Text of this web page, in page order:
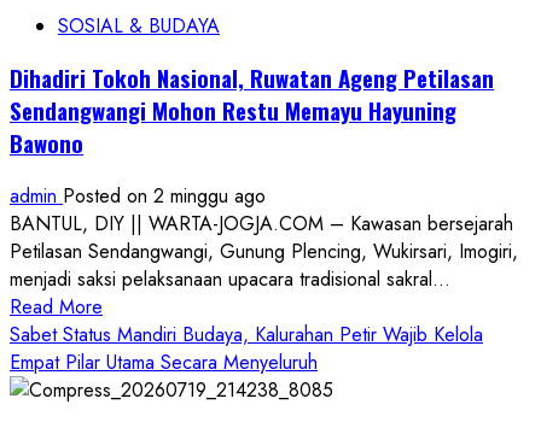
SOSIAL & BUDAYA
Dihadiri Tokoh Nasional, Ruwatan Ageng Petilasan
Sendangwangi Mohon Restu Memayu Hayuning
Bawono
admin Posted on 2 minggu ago
BANTUL, DIY || WARTA-JOGJA.COM – Kawasan bersejarah
Petilasan Sendangwangi, Gunung Plencing, Wukirsari, Imogiri,
menjadi saksi pelaksanaan upacara tradisional sakral...
Read More
more
about
Dihadiri
Sabet Status Mandiri Budaya, Kalurahan Petir Wajib Kelola
Empat Pilar Utama Secara Menyeluruh